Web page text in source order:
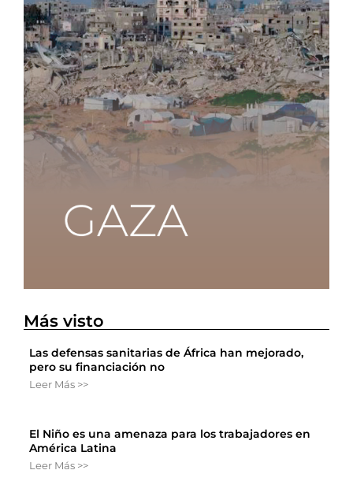
Más visto
Las defensas sanitarias de África han mejorado,
pero su financiación no
Leer Más >>
El Niño es una amenaza para los trabajadores en
América Latina
Leer Más >>